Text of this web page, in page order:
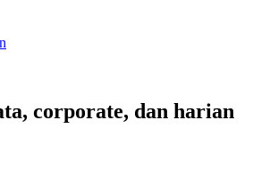
corporate, dan harian